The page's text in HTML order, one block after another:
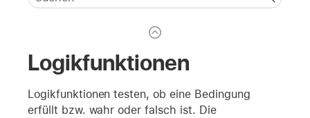
Logikfunktionen
Logikfunktionen testen, ob eine Bedingung
erfüllt bzw. wahr oder falsch ist. Die